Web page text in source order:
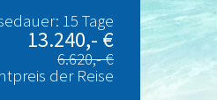
15 Tage
13.240,- €
6.620,- €
der Reise